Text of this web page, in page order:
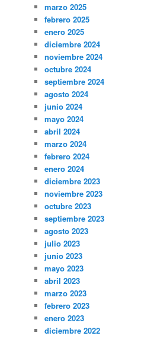
marzo 2025
febrero 2025
enero 2025
diciembre 2024
noviembre 2024
octubre 2024
septiembre 2024
agosto 2024
junio 2024
mayo 2024
abril 2024
marzo 2024
febrero 2024
enero 2024
diciembre 2023
noviembre 2023
octubre 2023
septiembre 2023
agosto 2023
julio 2023
junio 2023
mayo 2023
abril 2023
marzo 2023
febrero 2023
enero 2023
diciembre 2022